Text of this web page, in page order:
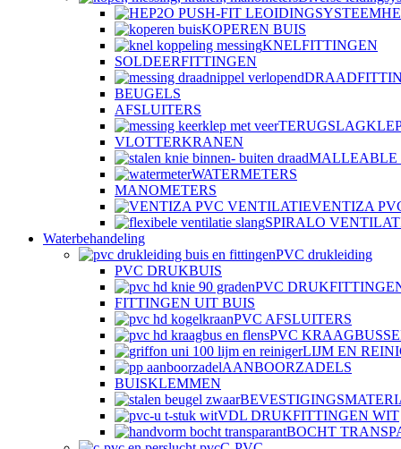
KOPEREN BUIS
KNELFITTINGEN
SOLDEERFITTINGEN
BEUGELS
AFSLUITERS
VLOTTERKRANEN
MALLEABLE
WATERMETERS
MANOMETERS
VENTIZA
SPIRALO
Waterbehandeling
PVC drukleiding
PVC DRUKBUIS
PVC
FITTINGEN UIT BUIS
PVC AFSLUITERS
PVC
LIJM EN
AANBOORZADELS
BUISKLEMMEN
VDL DRUKFITTINGEN WIT
BOCHT